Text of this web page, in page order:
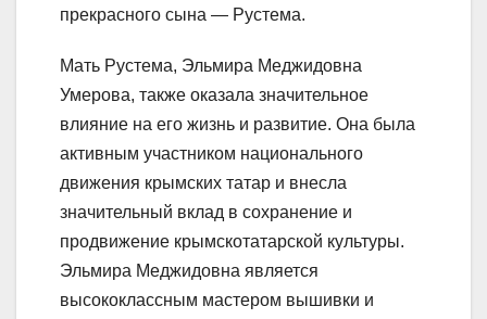
прекрасного сына — Рустема.
Мать Рустема, Эльмира Меджидовна
Умерова, также оказала значительное
влияние на его жизнь и развитие. Она была
активным участником национального
движения крымских татар и внесла
значительный вклад в сохранение и
продвижение крымскотатарской культуры.
Эльмира Меджидовна является
высококлассным мастером вышивки и